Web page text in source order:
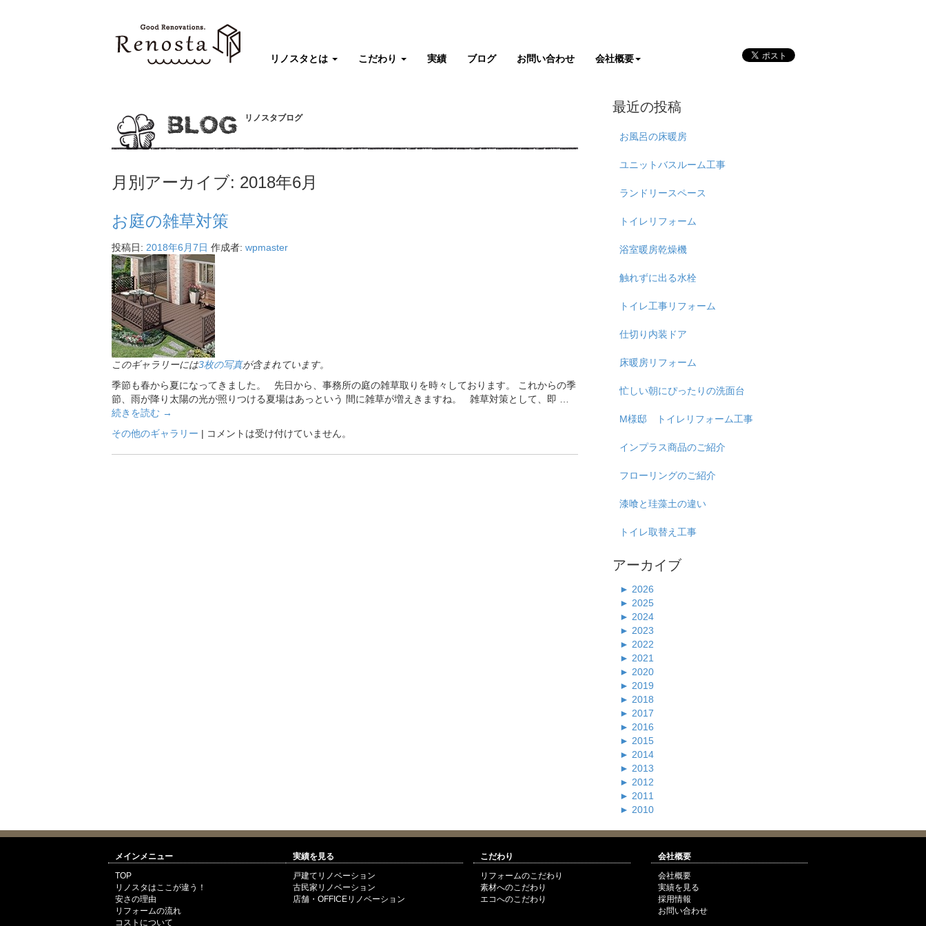
リノスタとは こだわり 実績 ブログ お問い合わせ 会社概要
BLOG リノスタブログ
月別アーカイブ: 2018年6月
お庭の雑草対策
投稿日: 2018年6月7日 作成者: wpmaster
このギャラリーには3枚の写真が含まれています。
季節も春から夏になってきました。 先日から、事務所の庭の雑草取りを時々しております。 これからの季
節、雨が降り太陽の光が照りつける夏場はあっという 間に雑草が増えきますね。 雑草対策として、即 …
続きを読む →
その他のギャラリー | コメントは受け付けていません。
最近の投稿
お風呂の床暖房
ユニットバスルーム工事
ランドリースペース
トイレリフォーム
浴室暖房乾燥機
触れずに出る水栓
トイレ工事リフォーム
仕切り内装ドア
床暖房リフォーム
忙しい朝にぴったりの洗面台
M様邸 トイレリフォーム工事
インプラス商品のご紹介
フローリングのご紹介
漆喰と珪藻土の違い
トイレ取替え工事
アーカイブ
► 2026
► 2025
► 2024
► 2023
► 2022
► 2021
► 2020
► 2019
► 2018
► 2017
► 2016
► 2015
► 2014
► 2013
► 2012
► 2011
► 2010
メインメニュー
TOP
リノスタはここが違う！
安さの理由
リフォームの流れ
コストについて
実績を見る
戸建てリノベーション
古民家リノベーション
店舗・OFFICEリノベーション
こだわり
リフォームのこだわり
素材へのこだわり
エコへのこだわり
会社概要
会社概要
実績を見る
採用情報
お問い合わせ